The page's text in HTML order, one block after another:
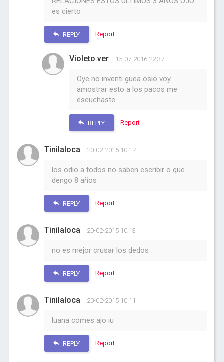
es cierto
REPLY Report
Violeto ver 15-07-2016 22:37
Oye no inventi guea osio voy
amostrar esto a los pacos me
escuchaste
REPLY Report
Tinilaloca 20-02-2015 10:17
los odio a todos no saben escribir o que
dengo 8 años
REPLY Report
Tinilaloca 20-02-2015 10:13
no es mejor crusar los dedos
REPLY Report
Tinilaloca 20-02-2015 10:11
luana comes ajo iu
REPLY Report